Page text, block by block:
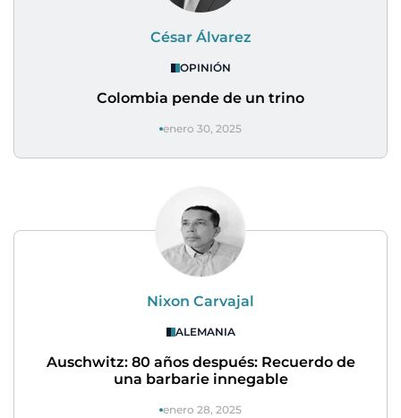
César Álvarez
OPINIÓN
Colombia pende de un trino
enero 30, 2025
Nixon Carvajal
ALEMANIA
Auschwitz: 80 años después: Recuerdo de
una barbarie innegable
enero 28, 2025